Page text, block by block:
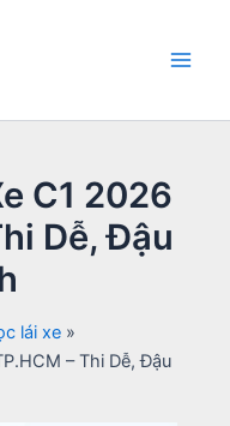
C1 2026
Dễ, Đậu
lái xe
– Thi Dễ, Đậu